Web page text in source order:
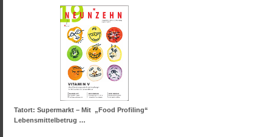
Tatort: Supermarkt – Mit „Food Profiling“
Lebensmittelbetrug …